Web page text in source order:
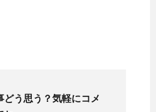
どう思う？気軽にコメ